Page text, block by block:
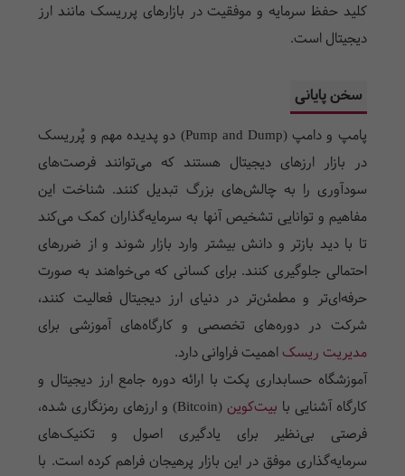
کلید حفظ سرمایه و موفقیت در بازارهای پرریسک مانند ارز
دیجیتال است.
سخن پایانی
پامپ و دامپ (Pump and Dump) دو پدیده مهم و پُرریسک
در بازار ارزهای دیجیتال هستند که می‌توانند فرصت‌های
سودآوری را به چالش‌های بزرگ تبدیل کنند. شناخت این
مفاهیم و توانایی تشخیص آنها به سرمایه‌گذاران کمک می‌کند
تا با دید بازتر و دانش بیشتر وارد بازار شوند و از ضررهای
احتمالی جلوگیری کنند. برای کسانی که می‌خواهند به صورت
حرفه‌ای‌تر و مطمئن‌تر در دنیای ارز دیجیتال فعالیت کنند،
شرکت در دوره‌های تخصصی و کارگاه‌های آموزشی برای
مدیریت ریسک اهمیت فراوانی دارد.
آموزشگاه حسابداری پکت با ارائه دوره جامع ارز دیجیتال و
کارگاه آشنایی با بیت‌کوین
(Bitcoin) و ارزهای رمزنگاری شده،
فرصتی بی‌نظیر برای یادگیری اصول و تکنیک‌های
سرمایه‌گذاری موفق در این بازار پرهیجان فراهم کرده است. با